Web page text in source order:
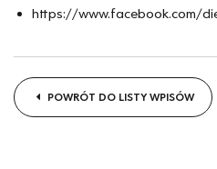
https://www.facebook.com/
POWRÓT DO LISTY WPISÓW